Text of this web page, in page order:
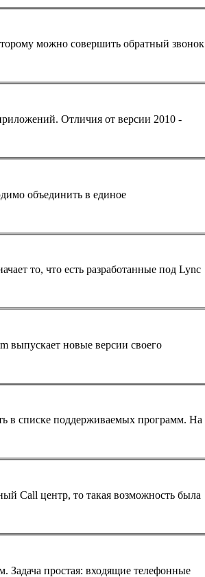
можно совершить обратный звонок
объединить в единое
то, что есть разработанные под Lync
в списке поддерживаемых программ. На
Call центр, то такая возможность была
Задача простая: входящие телефонные